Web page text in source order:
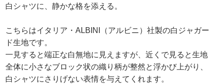
白シャツに、静かな格を添える。
こちらはイタリア・ALBINI（アルビニ）社製の白ジャガー
ド生地です。
一見すると端正な白無地に見えますが、近くで見ると生地
全体に小さなブロック状の織り柄が整然と浮かび上がり、
白シャツにさりげない表情を与えてくれます。